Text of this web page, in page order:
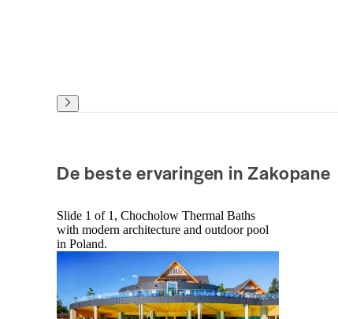
De beste ervaringen in Zakopane
Slide 1 of 1, Chocholow Thermal Baths
with modern architecture and outdoor pool
in Poland.